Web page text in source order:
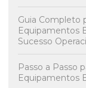
Guia Completo
Equipamentos
Sucesso
Passo a Passo
Equipamentos